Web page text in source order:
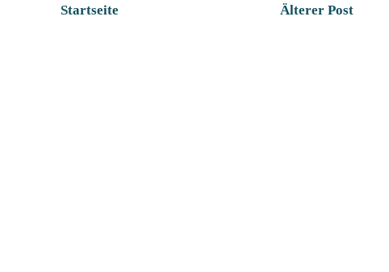
Älterer Post
Startseite